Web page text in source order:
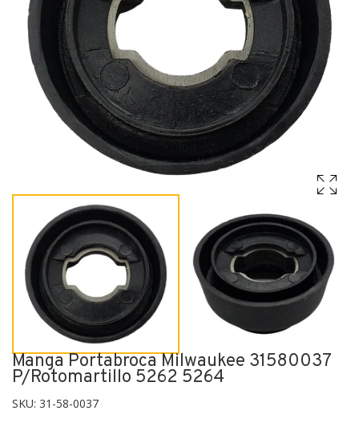
Manga Portabroca Milwaukee 31580037
P/rotomartillo 5262 5264
SKU: 31-58-0037